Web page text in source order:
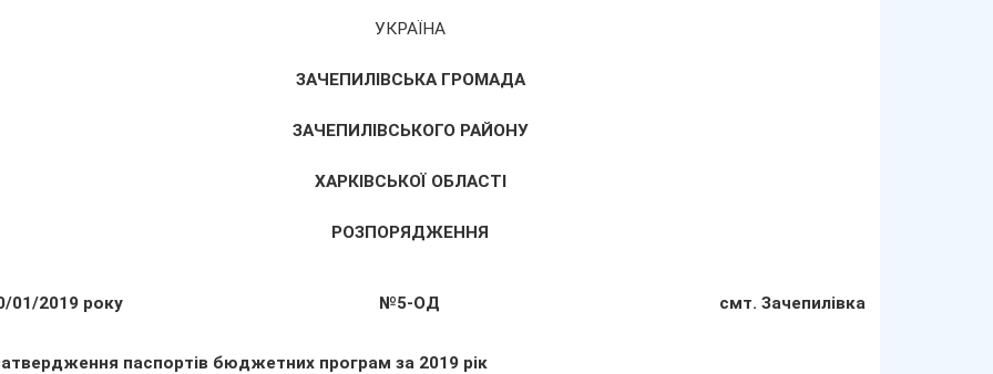
УКРАЇНА
ЗАЧЕПИЛІВСЬКА ГРОМАДА
ЗАЧЕПИЛІВСЬКОГО РАЙОНУ
ХАРКІВСЬКОЇ ОБЛАСТІ
РОЗПОРЯДЖЕННЯ
01/2019 року №5-ОД смт. Зачепилівка
паспортів бюджетних програм за 2019 рік